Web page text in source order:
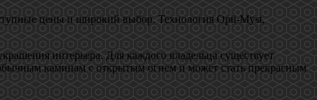
цены и широкий выбор. Технология Opti-Myst,
интерьера. Для каждого владельца существует
каминам с открытым огнем и может стать прекрасным